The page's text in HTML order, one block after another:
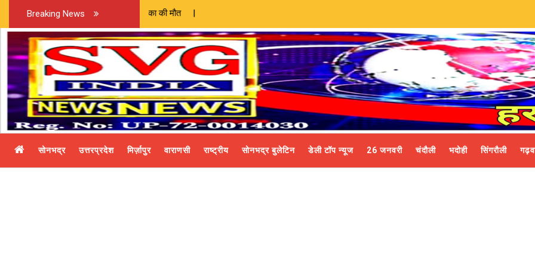
Breaking News
सोनभद्र उत्तरप्रदेश मिर्ज़ापुर वाराणसी राष्ट्रीय सोनभद्र बुलेटिन डेली टॉप न्यूज 26 जनवरी चंदौली भदोही सिंगरौली